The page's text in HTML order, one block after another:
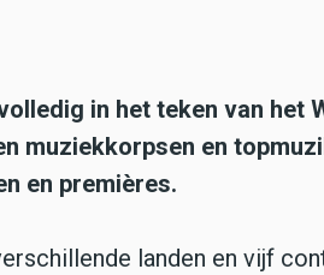
in het teken van het
muziekkorpsen en
en premières.
landen en vijf